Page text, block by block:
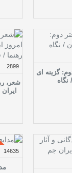
گزینه ای
2899
شعر،
14635